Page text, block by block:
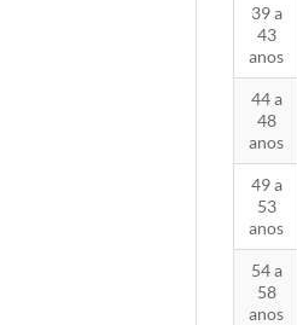
39 a
43
anos
44 a
48
anos
49 a
53
anos
54 a
58
anos